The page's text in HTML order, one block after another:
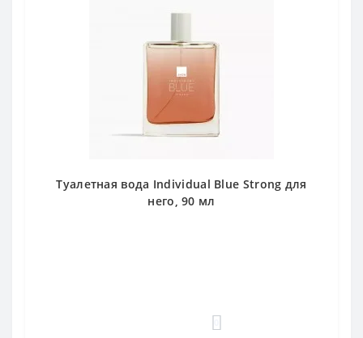
Туалетная вода Individual Blue Strong для
него, 90 мл